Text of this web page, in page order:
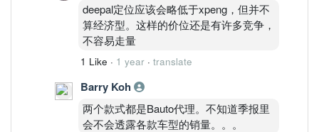
deepal定位应该会略低于xpeng，但并不
算经济型。这样的价位还是有许多竞争，
不容易走量
1 Like · 1 year · translate
Barry Koh
两个款式都是Bauto代理。不知道季报里
会不会透露各款车型的销量。。。